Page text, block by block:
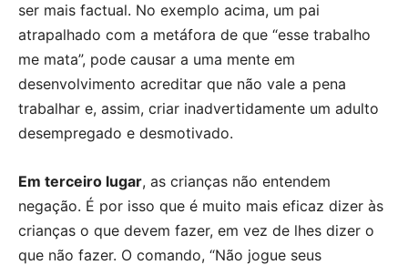
ser mais factual. No exemplo acima, um pai
atrapalhado com a metáfora de que “esse trabalho
me mata”, pode causar a uma mente em
desenvolvimento acreditar que não vale a pena
trabalhar e, assim, criar inadvertidamente um adulto
desempregado e desmotivado.
Em terceiro lugar, as crianças não entendem
negação. É por isso que é muito mais eficaz dizer às
crianças o que devem fazer, em vez de lhes dizer o
que não fazer. O comando, “Não jogue seus